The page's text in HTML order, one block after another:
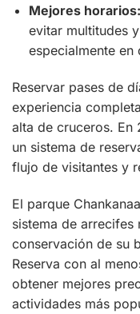
Mejores horarios:
evitar multitudes
especialmente
Reservar pases de
experiencia
alta de cruceros. En
un sistema de
flujo de visitantes y
El parque
sistema de arrecifes
conservación de su
Reserva con al
obtener mejores
actividades más